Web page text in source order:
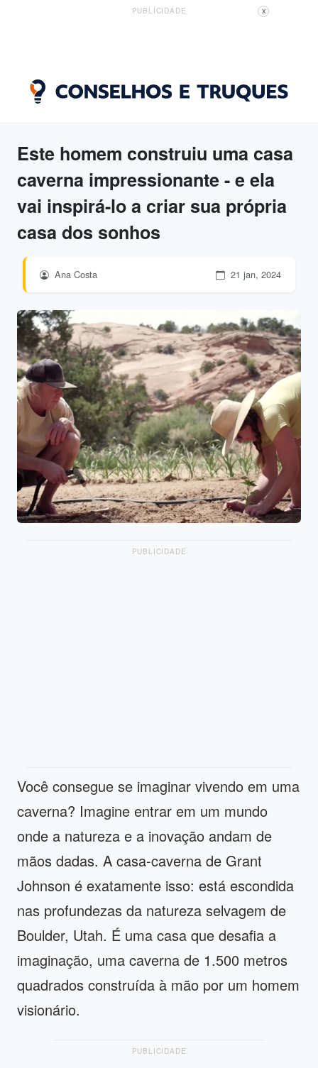
PUBLICIDADE X
Este homem construiu uma casa
caverna impressionante - e ela
vai inspirá-lo a criar sua própria
casa dos sonhos
Ana Costa 21 jan, 2024
PUBLICIDADE
Você consegue se imaginar vivendo em uma
caverna? Imagine entrar em um mundo
onde a natureza e a inovação andam de
mãos dadas. A casa-caverna de Grant
Johnson é exatamente isso: está escondida
nas profundezas da natureza selvagem de
Boulder, Utah. É uma casa que desafia a
imaginação, uma caverna de 1.500 metros
quadrados construída à mão por um homem
visionário.
PUBLICIDADE